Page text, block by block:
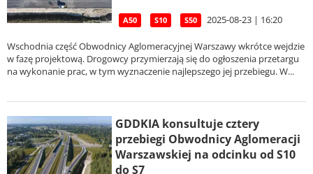
A50 S10 S50 2025-08-23 | 16:20
Wschodnia część Obwodnicy Aglomeracyjnej Warszawy wkrótce wejdzie
w fazę projektową. Drogowcy przymierzają się do ogłoszenia przetargu
na wykonanie prac, w tym wyznaczenie najlepszego jej przebiegu. W...
GDDKIA konsultuje cztery
przebiegi Obwodnicy Aglomeracji
Warszawskiej na odcinku od S10
do S7